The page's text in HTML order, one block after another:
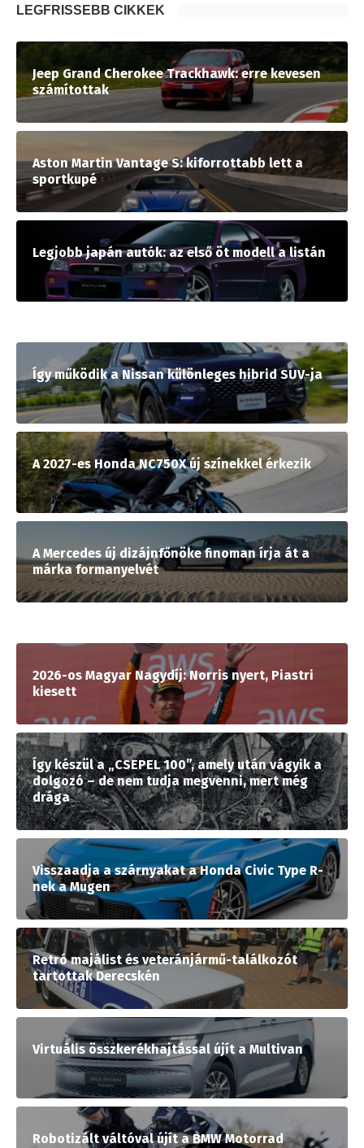
LEGFRISSEBB CIKKEK
Jeep Grand Cherokee Trackhawk: erre kevesen
számítottak
Aston Martin Vantage S: kiforrottabb lett a
sportkupé
Legjobb japán autók: az első öt modell a listán
Így működik a Nissan különleges hibrid SUV-ja
A 2027-es Honda NC750X új színekkel érkezik
A Mercedes új dizájnfőnöke finoman írja át a
márka formanyelvét
2026-os Magyar Nagydíj: Norris nyert, Piastri
kiesett
Így készül a „CSEPEL 100”, amely után vágyik a
dolgozó – de nem tudja megvenni, mert még
drága
Visszaadja a szárnyakat a Honda Civic Type R-
nek a Mugen
Retró majálist és veteránjármű-találkozót
tartottak Derecskén
Virtuális összkerékhajtással újít a Multivan
Robotizált váltóval újít a BMW Motorrad